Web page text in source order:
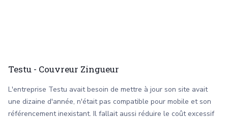
Testu - Couvreur Zingueur
L'entreprise Testu avait besoin de mettre à jour son site avait
une dizaine d'année, n'était pas compatible pour mobile et son
référencement inexistant. Il fallait aussi réduire le coût excessif